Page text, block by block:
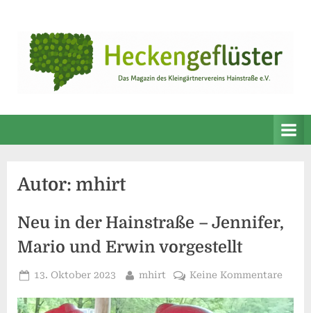
content
Autor: mhirt
Neu in der Hainstraße – Jennifer,
Mario und Erwin vorgestellt
Posted
13. Oktober 2023 By
mhirt Keine Kommentarezu
in